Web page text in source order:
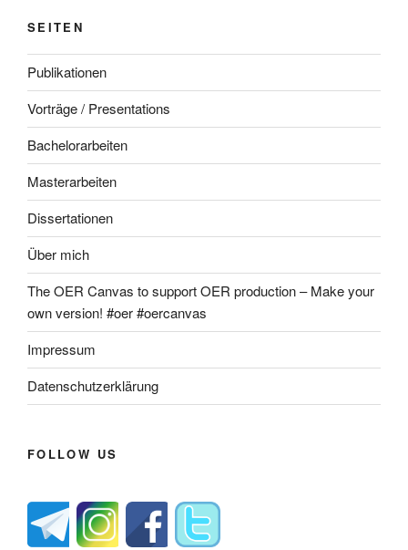
SEITEN
Publikationen
Vorträge / Presentations
Bachelorarbeiten
Masterarbeiten
Dissertationen
Über mich
The OER Canvas to support OER production – Make your
own version! #oer #oercanvas
Impressum
Datenschutzerklärung
FOLLOW US